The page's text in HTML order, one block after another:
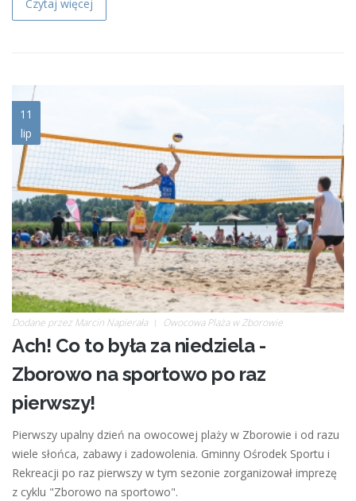
Czytaj więcej
11
lip
opbs_091_psz.jpg
Dodane przez Marcin Napierała Owocowa Plaża w Zborowie
Ach! Co to była za niedziela -
Zborowo na sportowo po raz
pierwszy!
Pierwszy upalny dzień na owocowej plaży w Zborowie i od razu
wiele słońca, zabawy i zadowolenia. Gminny Ośrodek Sportu i
Rekreacji po raz pierwszy w tym sezonie zorganizował imprezę
z cyklu "Zborowo na sportowo".